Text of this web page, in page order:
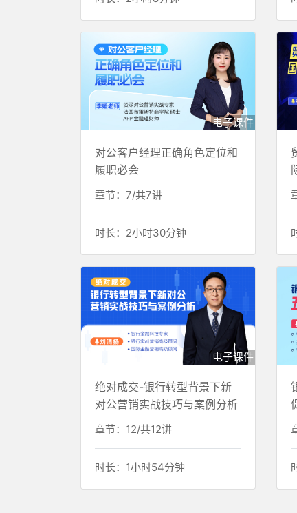
电子课件
对公客户经理正确角色定位和
履职必会
章节：7/共7讲
时长：2小时30分钟
电子课件
绝对成交-银行转型背景下新
对公营销实战技巧与案例分析
章节：12/共12讲
时长：1小时54分钟